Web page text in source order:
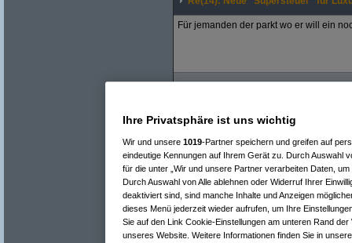
Für jemanden der parkt wo er will ein
Re(15): Neue "Supersteuer" für
Re(16): Neue "Supersteuer" für
Re(17): Neue "Supersteuer"
Re(19): Neue
Re(20): Neue
Re(21): Neue
Re(22): Neue
Re(23): Neue
Re(24):
Ihre Privatsphäre ist uns wichtig
Wir und unsere 1019-Partner speichern und greifen auf
eindeutige Kennungen auf Ihrem Gerät zu. Durch Auswahl
für die unter „Wir und unsere Partner verarbeiten Daten,
Durch Auswahl von Alle ablehnen oder Widerruf Ihrer
deaktiviert sind, sind manche Inhalte und Anzeigen
dieses Menü jederzeit wieder aufrufen, um Ihre
Sie auf den Link Cookie-Einstellungen am unteren Rand
unseres Website. Weitere Informationen finden Sie in